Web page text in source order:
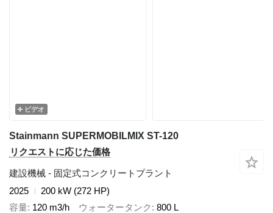
ビデオ
Stainmann SUPERMOBILMIX ST-120
リクエストに応じた価格
建設機械 - 固定式コンクリートプラント
2025
200 kW (272 HP)
容量 120 m3/h ウォータータンク 800 L